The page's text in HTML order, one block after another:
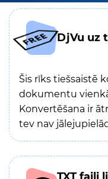
DjVu uz
Šis rīks tiešsaistē
dokumentu
Konvertēšana ir
tev nav